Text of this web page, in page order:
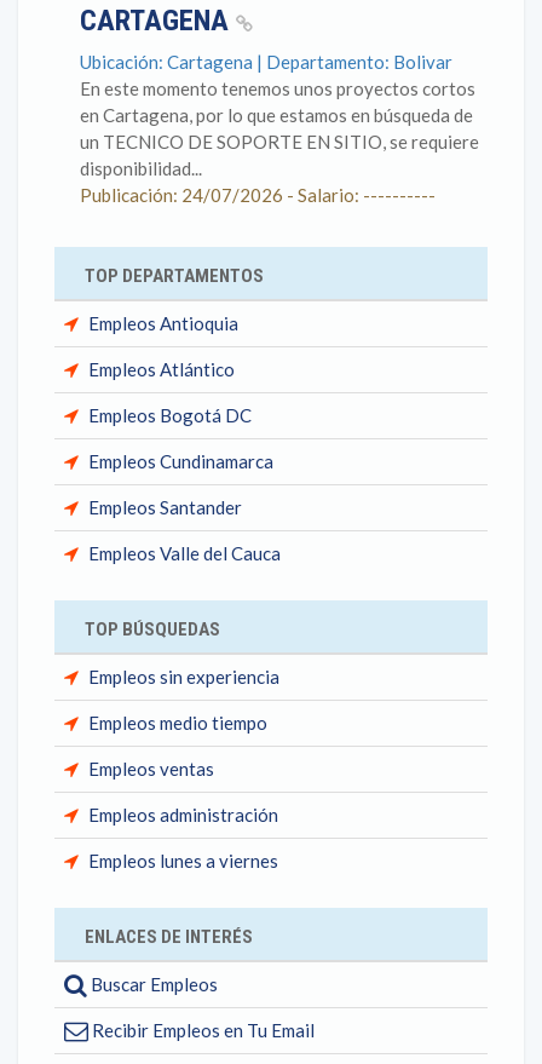
CARTAGENA
Ubicación: Cartagena | Departamento: Bolivar
En este momento tenemos unos proyectos cortos
en Cartagena, por lo que estamos en búsqueda de
un TECNICO DE SOPORTE EN SITIO, se requiere
disponibilidad...
Publicación: 24/07/2026 - Salario: ----------
TOP DEPARTAMENTOS
Empleos Antioquia
Empleos Atlántico
Empleos Bogotá DC
Empleos Cundinamarca
Empleos Santander
Empleos Valle del Cauca
TOP BÚSQUEDAS
Empleos sin experiencia
Empleos medio tiempo
Empleos ventas
Empleos administración
Empleos lunes a viernes
ENLACES DE INTERÉS
Buscar Empleos
Recibir Empleos en Tu Email